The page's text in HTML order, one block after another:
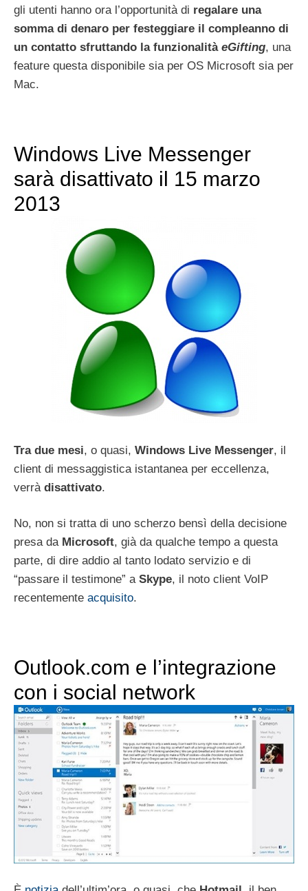
gli utenti hanno ora l’opportunità di regalare una
somma di denaro per festeggiare il compleanno di
un contatto sfruttando la funzionalità eGifting, una
feature questa disponibile sia per OS Microsoft sia per
Mac.
Windows Live Messenger
sarà disattivato il 15 marzo
2013
Tra due mesi, o quasi, Windows Live Messenger, il
client di messaggistica istantanea per eccellenza,
verrà disattivato.
No, non si tratta di uno scherzo bensì della decisione
presa da Microsoft, già da qualche tempo a questa
parte, di dire addio al tanto lodato servizio e di
“passare il testimone” a Skype, il noto client VoIP
recentemente acquisito.
Outlook.com e l’integrazione
con i social network